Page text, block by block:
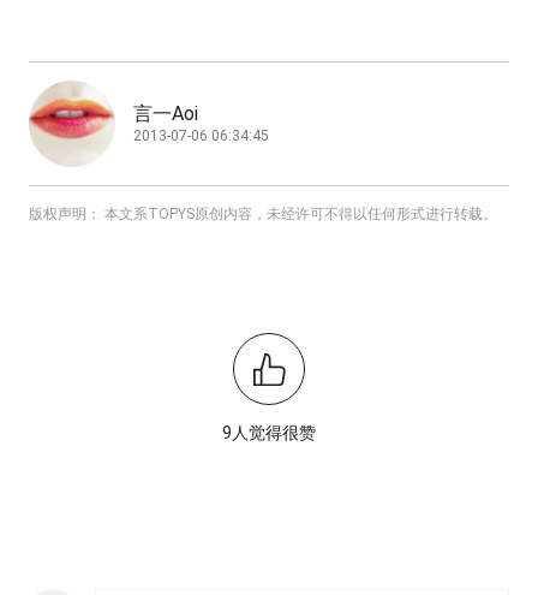
言一Aoi
2013-07-06 06:34:45
版权声明： 本文系TOPYS原创内容，未经许可不得以任何形式进行转载。
9人觉得很赞